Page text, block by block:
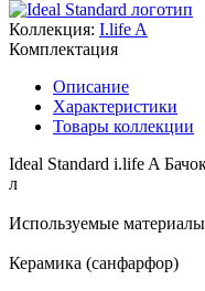
Коллекция: I.life A
Комплектация
Описание
Характеристики
Товары коллекции
Ideal Standard i.life A
л
Используемые
Керамика (санфарфор)